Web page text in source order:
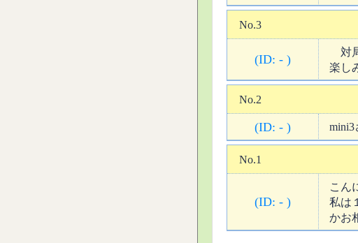
No.3
(ID: - )
対
楽し
No.2
(ID: - ) mini3
No.1
(ID: - )
こん
私は
かお